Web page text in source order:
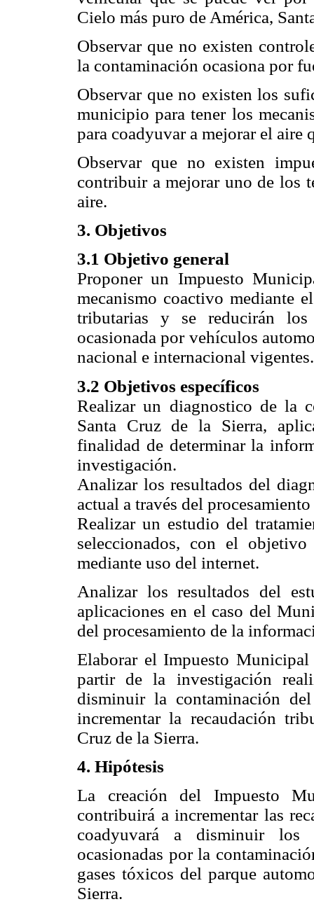
Cielo más puro de América,
Observar que no existen
la contaminación ocasiona por
Observar que no existen los
municipio para tener los
para coadyuvar a mejorar el aire
Observar que no existen
contribuir a mejorar uno de los
aire.
3. Objetivos
3.1 Objetivo general
Proponer un Impuesto
mecanismo coactivo mediante
tributarias y se reducirán
ocasionada por vehículos
nacional e internacional vigentes.
3.2 Objetivos específicos
Realizar un diagnostico de la
Santa Cruz de la Sierra,
finalidad de determinar la
investigación.
Analizar los resultados del
actual a través del
Realizar un estudio del
seleccionados, con el
mediante uso del internet.
Analizar los resultados del
aplicaciones en el caso del
del procesamiento de la
Elaborar el Impuesto
partir de la investigación
disminuir la contaminación
incrementar la recaudación
Cruz de la Sierra.
4. Hipótesis
La creación del Impuesto
contribuirá a incrementar las
coadyuvará a disminuir los
ocasionadas por la
gases tóxicos del parque
Sierra.